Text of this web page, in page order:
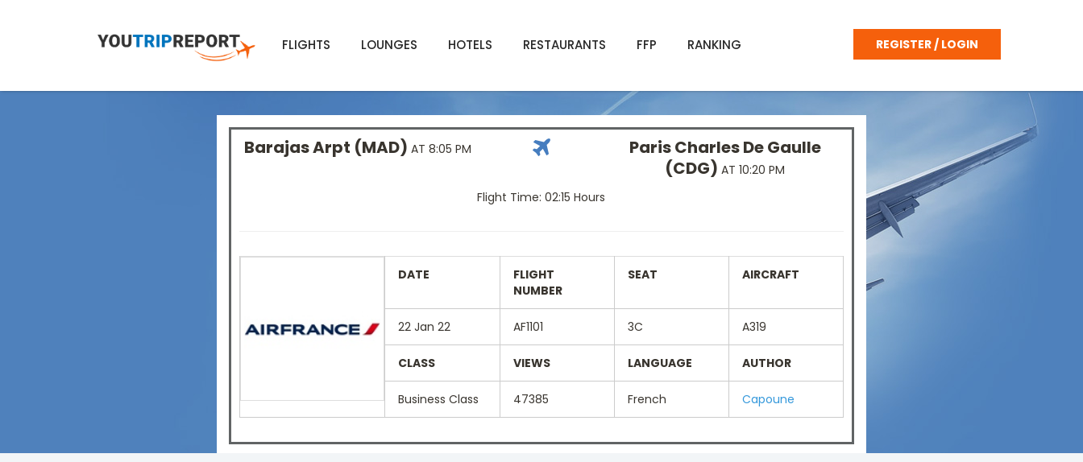
FLIGHTS LOUNGES HOTELS RESTAURANTS FFP RANKING REGISTER / LOGIN
Barajas Arpt (MAD) AT 8:05 PM
Paris Charles De Gaulle
(CDG) AT 10:20 PM
Flight Time: 02:15 Hours
DATE
FLIGHT
NUMBER
SEAT AIRCRAFT
22 Jan 22 AF1101 3C A319
CLASS VIEWS LANGUAGE AUTHOR
Business Class 47385 French Capoune